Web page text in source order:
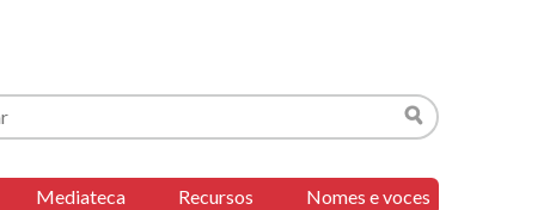
Buscar
Mediateca Recursos Nomes e voces